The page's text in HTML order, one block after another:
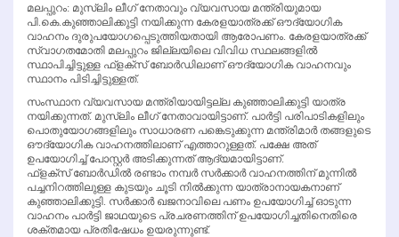
മലപ്പുറം: മുസ്ലിം ലീഗ് നേതാവും വ്യവസായ മന്ത്രിയുമായ
പി.കെ.കുഞ്ഞാലിക്കുട്ടി നയിക്കുന്ന കേരളയാത്രക്ക് ഔദ്യോഗിക
വാഹനം ദുരുപയോഗപ്പെടുത്തിയതായി ആരോപണം. കേരളയാത്രക്ക്
സ്വാഗതമോതി മലപ്പുറം ജില്ലയിലെ വിവിധ സ്ഥലങ്ങളില്‍
സ്ഥാപിച്ചിട്ടുള്ള ഫ്‌ളക്‌സ് ബോര്‍ഡിലാണ് ഔദ്യോഗിക വാഹനവും
സ്ഥാനം പിടിച്ചിട്ടുള്ളത്.
സംസ്ഥാന വ്യവസായ മന്ത്രിയായിട്ടല്ല കുഞ്ഞാലിക്കുട്ടി യാത്ര
നയിക്കുന്നത്. മുസ്ലിം ലീഗ് നേതാവായിട്ടാണ്. പാര്‍ട്ടി പരിപാടികളിലും
പൊതുയോഗങ്ങളിലും സാധാരണ പങ്കെടുക്കുന്ന മന്ത്രിമാര്‍ തങ്ങളുടെ
ഔദ്യോഗിക വാഹനത്തിലാണ് എത്താറുള്ളത്. പക്ഷേ അത്
ഉപയോഗിച്ച് പോസ്റ്റര്‍ അടിക്കുന്നത് ആദ്യമായിട്ടാണ്.
ഫ്‌ളക്‌സ് ബോര്‍ഡില്‍ രണ്ടാം നമ്പര്‍ സര്‍ക്കാര്‍ വാഹനത്തിന് മുന്നില്‍
പച്ചനിറത്തിലുള്ള കുടയും ചൂടി നില്‍ക്കുന്ന യാത്രാനായകനാണ്
കുഞ്ഞാലിക്കുട്ടി. സര്‍ക്കാര്‍ ഖജനാവിലെ പണം ഉപയോഗിച്ച് ഓടുന്ന
വാഹനം പാര്‍ട്ടി ജാഥയുടെ പ്രചരണത്തിന് ഉപയോഗിച്ചതിനെതിരെ
ശക്തമായ പ്രതിഷേധം ഉയരുന്നുണ്ട്.